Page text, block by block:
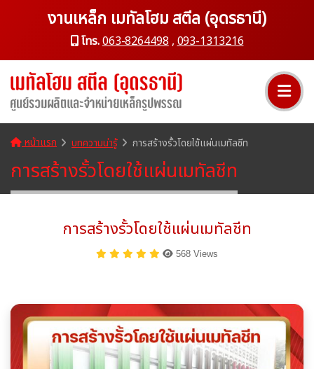
งานเหล็ก เมทัลโฮม สตีล (อุดรธานี)
โทร.063-8264498,093-1313216
หน้าแรก บทความน่ารู้ การสร้างรั้วโดยใช้แผ่นเมทัลชีท
การสร้างรั้วโดยใช้แผ่นเมทัลชีท
การสร้างรั้วโดยใช้แผ่นเมทัลชีท
568 Views